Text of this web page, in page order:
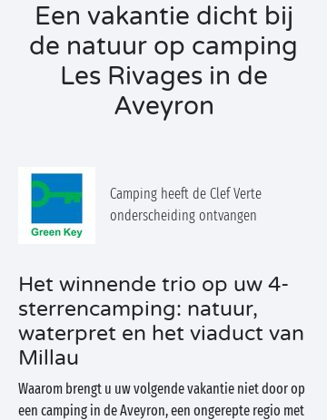
Een vakantie dicht bij
de natuur op camping
Les Rivages in de
Aveyron
Camping heeft de Clef Verte
onderscheiding ontvangen
Het winnende trio op uw 4-
sterrencamping: natuur,
waterpret en het viaduct van
Millau
Waarom brengt u uw volgende vakantie niet door op
een camping in de Aveyron, een ongerepte regio met